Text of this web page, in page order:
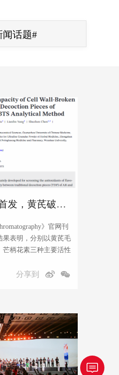
闻话题#
国际著名学术期刊官网首发，黄芪破壁饮片抗氧化能力显著提高
》官网刊
果表明，分别以黄芪毛
柄花素三种主要活性
5.1倍。
分享到